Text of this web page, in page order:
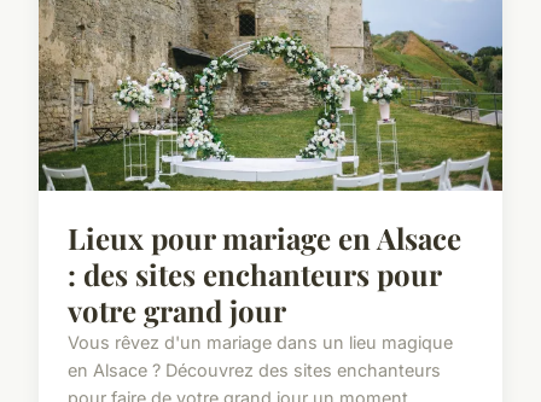
Lieux pour mariage en Alsace
: des sites enchanteurs pour
votre grand jour
Vous rêvez d'un mariage dans un lieu magique
en Alsace ? Découvrez des sites enchanteurs
pour faire de votre grand jour un moment